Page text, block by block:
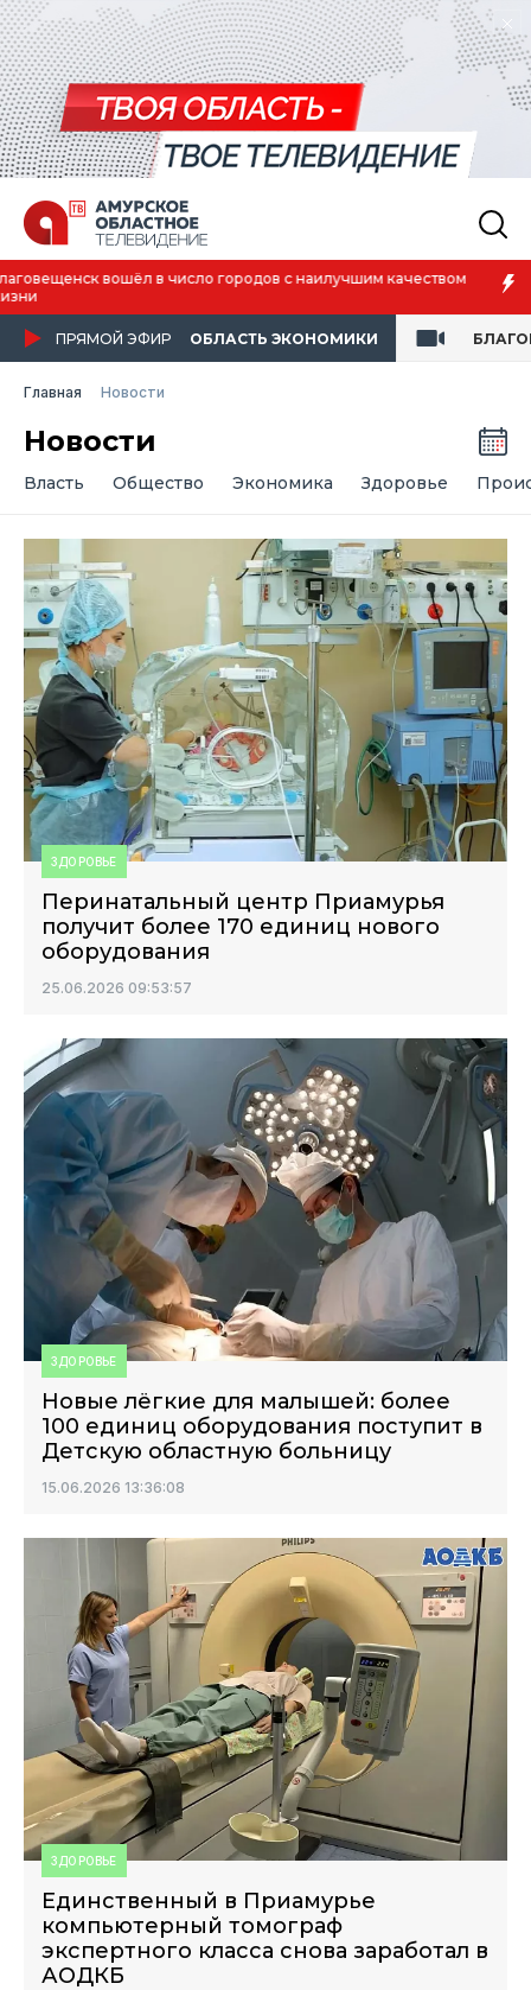
Преподаватель Амурской ГМА спасла пассажирку в
ПРЯМОЙ ЭФИР ОБЛАСТЬ ЭКОНОМИКИ
Главная Новости
Новости
Власть Общество Экономика Здоровье
ЗДОРОВЬЕ
Перинатальный центр Приамурья
получит более 170 единиц нового
оборудования
25.06.2026 09:53:57
ЗДОРОВЬЕ
Новые лёгкие для малышей: более
100 единиц оборудования поступит в
Детскую областную больницу
15.06.2026 13:36:08
ЗДОРОВЬЕ
Единственный в Приамурье
компьютерный томограф
экспертного класса снова заработал в
АОДКБ